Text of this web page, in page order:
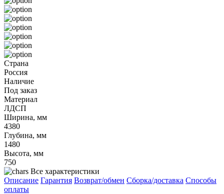
Страна
Россия
Наличие
Под заказ
Материал
ЛДСП
Ширина, мм
4380
Глубина, мм
1480
Высота, мм
750
Все характеристики
Описание Гарантия Возврат/обмен Сборка/доставка Способы
оплаты